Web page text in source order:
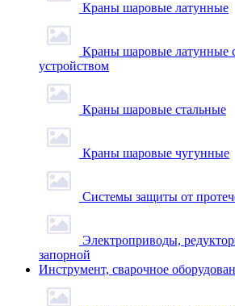
Краны шаровые латунные
Краны шаровые латунные
устройством
Краны шаровые стальные
Краны шаровые чугунные
Системы защиты от
Электроприводы,
запорной
Инструмент, сварочное